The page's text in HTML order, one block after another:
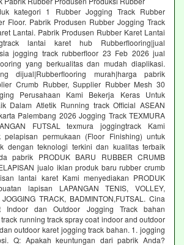
kategori 1 Rubber Jogging Track Rubber
Floor. Pabrik Produsen Rubber Jogging Track
Lantai. Pabrik Produsen Rubber Karet Lantai
lantai karet hub Rubberflooring|jual
jogging track rubberfloor 23 Feb 2026 jual
yang berkualitas dan mudah diaplikasi.
dijual|Rubberflooring murah|harga pabrik
Crumb Rubber, Supplier Rubber Mesh 30
Perusahaan Kami Bekerja Keras Untuk
Dalam Atletik Running track Official ASEAN
Palembang 2026 Jogging Track TEXMURA
FUTSAL texmura joggingtrack Kami
pelapisan permukaan (Floor Finishing) untuk
dengan teknologi terkini dan kualitas terbaik
pabrik PRODUK BARU RUBBER CRUMB
jualo iklan produk baru rubber crumb
lantai karet Kami menyediakan PRODUK
lapisan LAPANGAN TENIS, VOLLEY,
TRACK, BADMINTON,FUTSAL. Cina
Indoor dan Outdoor Jogging Track bahan
running track spray coat indoor and outdoor
outdoor karet jogging track bahan. 1. jogging
Q: Apakah keuntungan dari pabrik Anda?